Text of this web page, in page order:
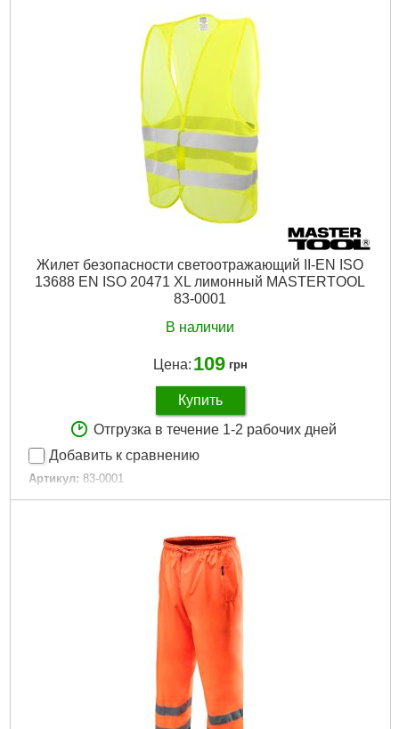
Жилет безопасности светоотражающий II-EN ISO
13688 EN ISO 20471 XL лимонный MASTERTOOL
83-0001
В наличии
Цена: 109 грн
Купить
Отгрузка в течение 1-2 рабочих дней
Добавить к сравнению
Артикул: 83-0001
Код товара: 10.55.17
245x205x10 мм
Подробнее...